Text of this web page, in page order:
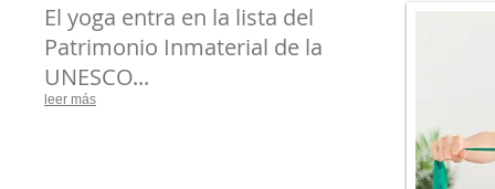
El yoga entra en la lista del
Patrimonio Inmaterial de la
UNESCO...
leer más